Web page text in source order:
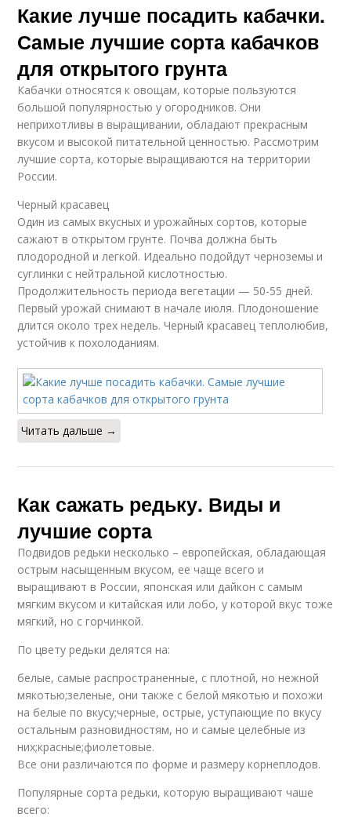
Какие лучше посадить кабачки.
Самые лучшие сорта кабачков
для открытого грунта
Кабачки относятся к овощам, которые пользуются
большой популярностью у огородников. Они
неприхотливы в выращивании, обладают прекрасным
вкусом и высокой питательной ценностью. Рассмотрим
лучшие сорта, которые выращиваются на территории
России.
Черный красавец
Один из самых вкусных и урожайных сортов, которые
сажают в открытом грунте. Почва должна быть
плодородной и легкой. Идеально подойдут черноземы и
суглинки с нейтральной кислотностью.
Продолжительность периода вегетации — 50-55 дней.
Первый урожай снимают в начале июля. Плодоношение
длится около трех недель. Черный красавец теплолюбив,
устойчив к похолоданиям.
Читать дальше →
Как сажать редьку. Виды и
лучшие сорта
Подвидов редьки несколько – европейская, обладающая
острым насыщенным вкусом, ее чаще всего и
выращивают в России, японская или дайкон с самым
мягким вкусом и китайская или лобо, у которой вкус тоже
мягкий, но с горчинкой.
По цвету редьки делятся на:
белые, самые распространенные, с плотной, но нежной
мякотью;зеленые, они также с белой мякотью и похожи
на белые по вкусу;черные, острые, уступающие по вкусу
остальным разновидностям, но и самые целебные из
них;красные;фиолетовые.
Все они различаются по форме и размеру корнеплодов.
Популярные сорта редьки, которую выращивают чаше
всего: